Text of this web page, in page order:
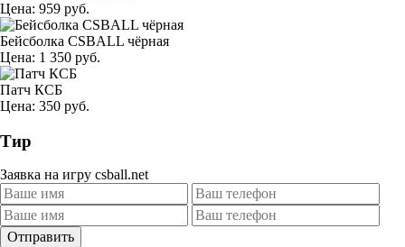
Цена: 959 руб.
Бейсболка CSBALL чёрная
Цена: 1 350 руб.
Патч КСБ
Цена: 350 руб.
Тир
Заявка на игру csball.net
Отправить